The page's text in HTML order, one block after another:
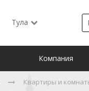
Тула
Компания
Квартиры и